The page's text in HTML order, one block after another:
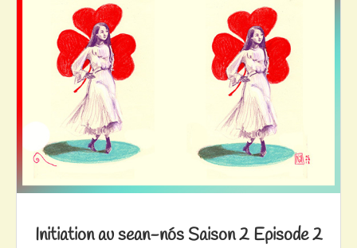
Initiation au sean-nós Saison 2 Episode 2